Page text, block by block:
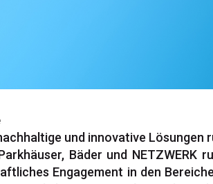
und innovative Lösungen
Bäder und NETZWERK
Engagement in den